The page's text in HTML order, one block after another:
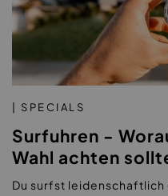
| SPECIALS
Surfuhren -
Wahl achten
Du surfst